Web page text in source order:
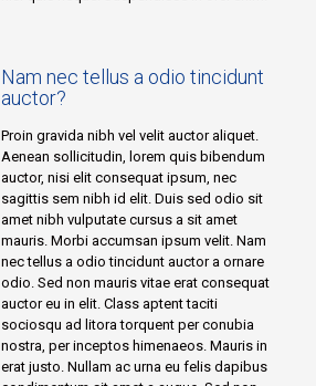
Nam nec tellus a odio tincidunt
auctor?
Proin gravida nibh vel velit auctor aliquet.
Aenean sollicitudin, lorem quis bibendum
auctor, nisi elit consequat ipsum, nec
sagittis sem nibh id elit. Duis sed odio sit
amet nibh vulputate cursus a sit amet
mauris. Morbi accumsan ipsum velit. Nam
nec tellus a odio tincidunt auctor a ornare
odio. Sed non mauris vitae erat consequat
auctor eu in elit. Class aptent taciti
sociosqu ad litora torquent per conubia
nostra, per inceptos himenaeos. Mauris in
erat justo. Nullam ac urna eu felis dapibus